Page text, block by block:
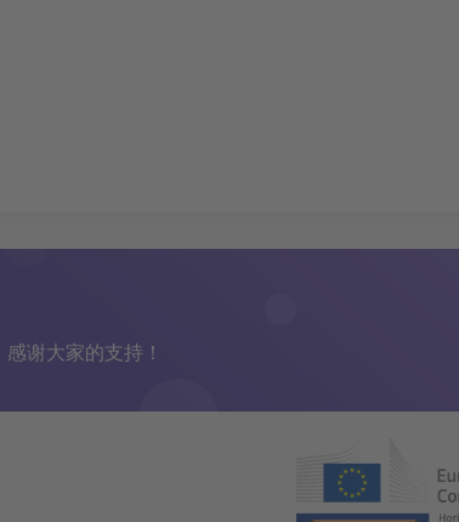
谢大家的支持！